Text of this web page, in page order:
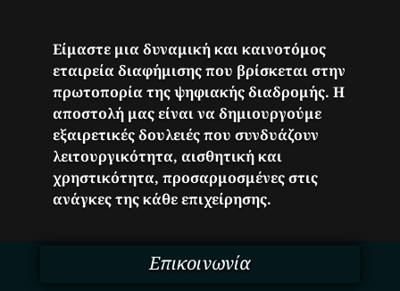
Είμαστε μια δυναμική και καινοτόμος
εταιρεία διαφήμισης που βρίσκεται στην
πρωτοπορία της ψηφιακής διαδρομής. Η
αποστολή μας είναι να δημιουργούμε
εξαιρετικές δουλειές που συνδυάζουν
λειτουργικότητα, αισθητική και
χρηστικότητα, προσαρμοσμένες στις
ανάγκες της κάθε επιχείρησης.
Επικοινωνία